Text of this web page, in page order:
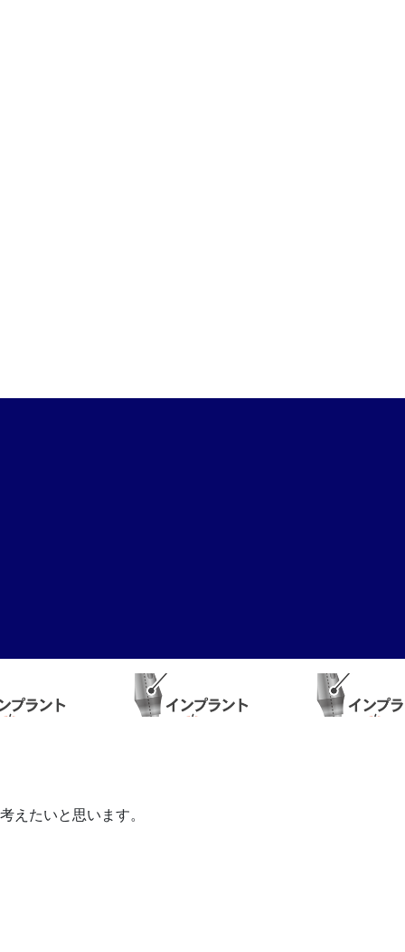
えたいと思います。